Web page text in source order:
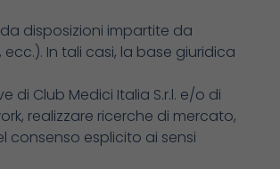
disposizioni impartite da
In tali casi, la base giuridica
Club Medici Italia S.r.l. e/o di
realizzare ricerche di mercato,
consenso esplicito ai sensi